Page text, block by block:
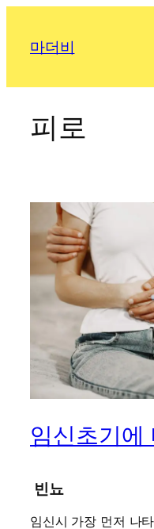
마더비
피로
임신초기에
빈뇨
임신시 가장 먼저 나